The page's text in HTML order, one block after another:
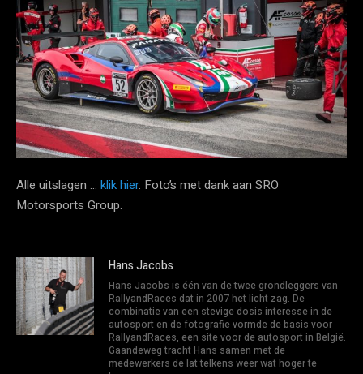
Alle uitslagen … klik hier. Foto’s met dank aan SRO
Motorsports Group.
Hans Jacobs
Hans Jacobs is één van de twee grondleggers van
RallyandRaces dat in 2007 het licht zag. De
combinatie van een stevige dosis interesse in de
autosport en de fotografie vormde de basis voor
RallyandRaces, een site voor de autosport in België.
Gaandeweg tracht Hans samen met de
medewerkers de lat telkens weer wat hoger te